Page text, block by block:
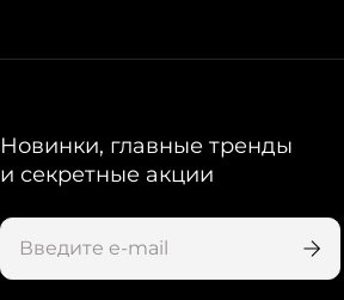
Новинки, главные тренды
и секретные акции